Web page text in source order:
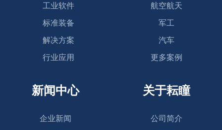
工业软件
标准装备
解决方案
行业应用
航空航天
军工
汽车
更多案例
新闻中心
企业新闻
关于耘瞳
公司简介